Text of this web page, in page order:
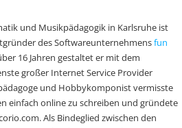
und Musikpädagogik in Karlsruhe ist
des Softwareunternehmensfun
16 Jahren gestaltet er mit dem
großer Internet Service Provider
und Hobbykomponist vermisste
einfach online zu schreiben und gründete
Als Bindeglied zwischen den